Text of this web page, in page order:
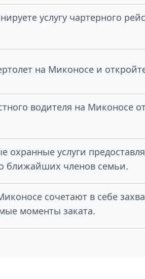
услугу чартерного
на Миконосе и
водителя на Миконосе
охранные услуги
ближайших членов семьи.
сочетают в себе
моменты заката.